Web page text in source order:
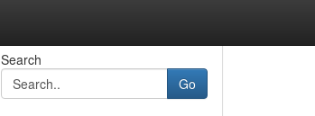
Search
Go